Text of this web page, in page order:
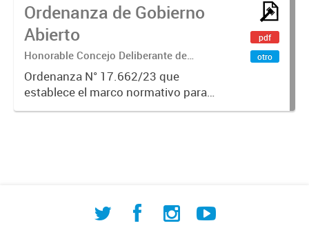
Ordenanza de Gobierno
Abierto
Honorable Concejo Deliberante de
Comodoro Rivadavia
Ordenanza N° 17.662/23 que
establece el marco normativo para
la implementación de políticas de
pdf
otro